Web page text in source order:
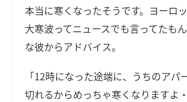
本当に寒くなったそうです。ヨーロ
大寒波ってニュースでも言ってたも
な彼からアドバイス。
「12時になった途端に、うちのアパ
切れるからめっちゃ寒くなりますよ・